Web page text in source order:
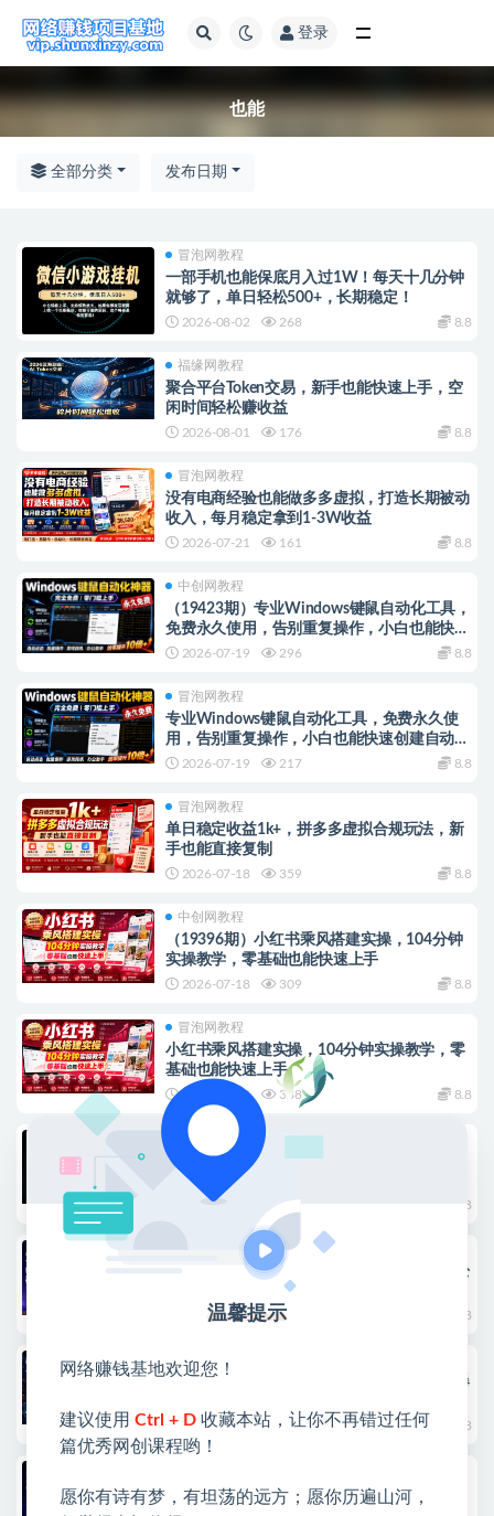
登录
也能
全部分类 发布日期
冒泡网教程
一部手机也能保底月入过1W！每天十几分钟
就够了，单日轻松500+，长期稳定！
2026-08-02 268 8.8
福缘网教程
聚合平台Token交易，新手也能快速上手，空
闲时间轻松赚收益
2026-08-01 176 8.8
冒泡网教程
没有电商经验也能做多多虚拟，打造长期被动
收入，每月稳定拿到1-3W收益
2026-07-21 161 8.8
中创网教程
（19423期）专业Windows键鼠自动化工具，
免费永久使用，告别重复操作，小白也能快速
创建自动化脚本 点点精灵
2026-07-19 296 8.8
冒泡网教程
专业Windows键鼠自动化工具，免费永久使
用，告别重复操作，小白也能快速创建自动化
脚本 点点精灵
2026-07-19 217 8.8
冒泡网教程
单日稳定收益1k+，拼多多虚拟合规玩法，新
手也能直接复制
2026-07-18 359 8.8
中创网教程
（19396期）小红书乘风搭建实操，104分钟
实操教学，零基础也能快速上手
2026-07-18 309 8.8
冒泡网教程
小红书乘风搭建实操，104分钟实操教学，零
基础也能快速上手
2026-07-18 388 8.8
中创网教程
（19362期）Codex设计创造课-2期，小白也
能掌握的Codex设计创造技巧，把机械工作交
给AI，把创作主动权留给自己
2026-07-17 8.8
冒泡网教程
AI代写賺稿费，一单一结，小白宝妈也能轻松
月入2W+，确定性收益
2026-07-17 301 8.8
冒泡网教程
闲鱼电影票新玩法：全自动操作模式，天天爆
2026-07-17 394 8.8
Codex设计创造课，小白也能掌握的Codex设
计创造技巧，把机械工作交给AI，把创作主动
温馨提示
网络赚钱基地欢迎您！
建议使用 Ctrl + D 收藏本站，让你不再错过任何
篇优秀网创课程哟！
愿你有诗有梦，有坦荡的远方；愿你历遍山河，